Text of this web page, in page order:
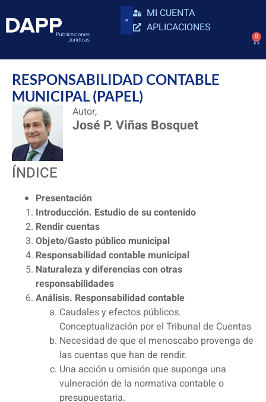
MI CUENTA
APLICACIONES
0
RESPONSABILIDAD CONTABLE
MUNICIPAL (PAPEL)
Autor,
José P. Viñas Bosquet
ÍNDICE
Presentación
Introducción. Estudio de su contenido
Rendir cuentas
Objeto/Gasto público municipal
Responsabilidad contable municipal
Naturaleza y diferencias con otras
responsabilidades
Análisis. Responsabilidad contable
Caudales y efectos públicos.
Conceptualización por el Tribunal de Cuentas
Necesidad de que el menoscabo provenga de
las cuentas que han de rendir.
Una acción u omisión que suponga una
vulneración de la normativa contable o
presupuestaria.